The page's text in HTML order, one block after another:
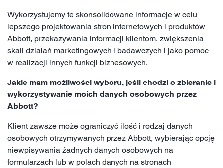
Wykorzystujemy te skonsolidowane informacje w celu
lepszego projektowania stron internetowych i produktów
Abbott, przekazywania informacji klientom, zwiększenia
skali działań marketingowych i badawczych i jako pomoc
w realizacji innych funkcji biznesowych.
Jakie mam możliwości wyboru, jeśli chodzi o zbieranie i
wykorzystywanie moich danych osobowych przez
Abbott?
Klient zawsze może ograniczyć ilość i rodzaj danych
osobowych otrzymywanych przez Abbott, wybierając opcję
niewpisywania żadnych danych osobowych na
formularzach lub w polach danych na stronach